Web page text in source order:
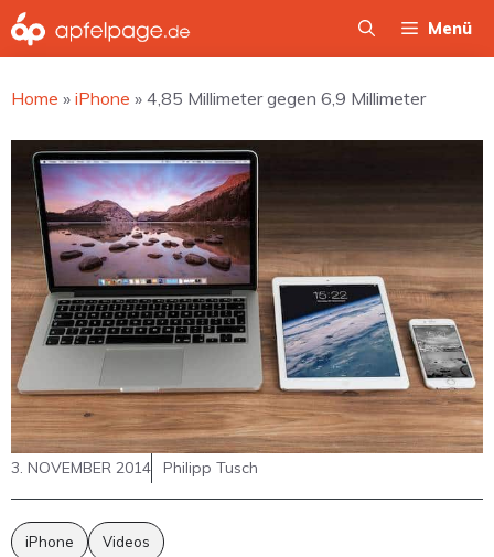
Zum
Inhalt
Menü
Home » iPhone » 4,85 Millimeter gegen 6,9 Millimeter
3. NOVEMBER 2014 Philipp Tusch
iPhone Videos